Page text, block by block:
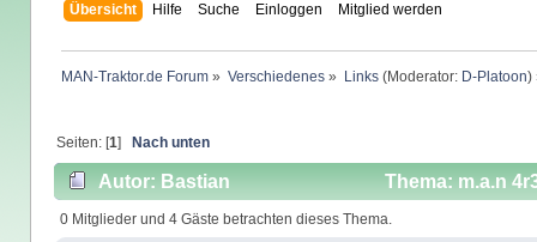
Übersicht Hilfe Suche Einloggen Mitglied werden
MAN-Traktor.de Forum » Verschiedenes » Links(Moderator: D-Platoon)
Seiten: [1] Nach unten
Autor: Bastian Thema: m.a.n
0 Mitglieder und 4 Gäste betrachten dieses Thema.